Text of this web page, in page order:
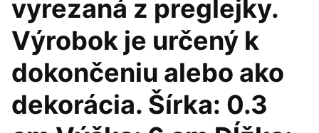
vyrezaná z preglejky.
Výrobok je určený k
dokončeniu alebo ako
dekorácia. Šírka: 0.3